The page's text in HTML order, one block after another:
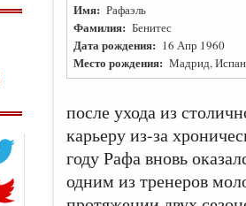
Имя: Рафаэль
Фамилия: Бенитес
Дата рождения: 16 Апр 1960
Место рождения: Мадрид,
после ухода из
карьеру из-за
году Рафа вновь
одним из тренеров